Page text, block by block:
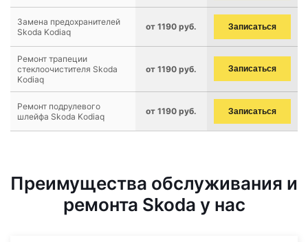
Замена предохранителей
Skoda Kodiaq
от 1190 руб. Записаться
Ремонт трапеции
стеклоочистителя Skoda
Kodiaq
от 1190 руб. Записаться
Ремонт подрулевого
шлейфа Skoda Kodiaq
от 1190 руб. Записаться
Преимущества обслуживания и
ремонта Skoda у нас